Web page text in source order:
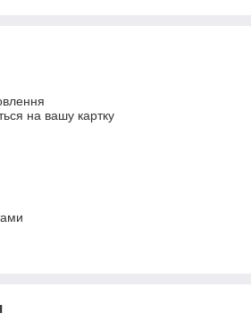
на вашу картку